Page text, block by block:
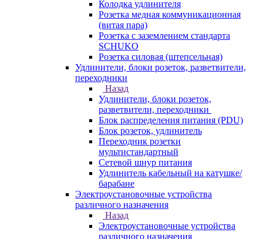
Колодка удлинителя
Розетка медная коммуникационная
(витая пара)
Розетка с заземлением стандарта
SCHUKO
Розетка силовая (штепсельная)
Удлинители, блоки розеток, разветвители,
переходники
Назад
Удлинители, блоки розеток,
разветвители, переходники
Блок распределения питания (PDU)
Блок розеток, удлинитель
Переходник розетки
мультистандартный
Сетевой шнур питания
Удлинитель кабельный на катушке/
барабане
Электроустановочные устройства
различного назначения
Назад
Электроустановочные устройства
различного назначения